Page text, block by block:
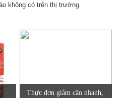
không có trên thị trường
Thực đơn giảm cân nhanh,